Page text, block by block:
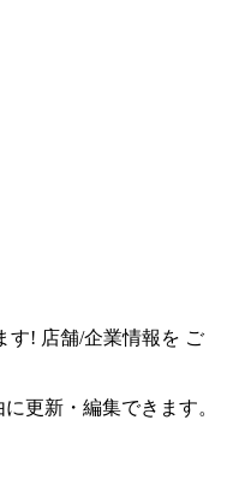
す! 店舗/企業情報を ご
更新・編集できます。